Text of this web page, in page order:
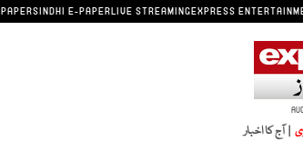
SINDHI E-PAPERLIVE STREAMINGEXPRESS
| آج کا اخبار